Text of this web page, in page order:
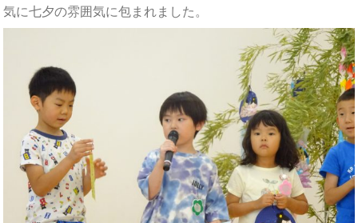
気に七夕の雰囲気に包まれました。